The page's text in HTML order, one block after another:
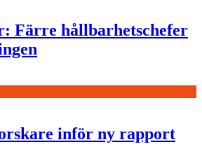
Färre hållbarhetschefer
inför ny rapport